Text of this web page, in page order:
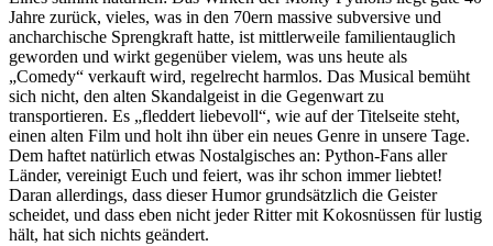
Jahre zurück, vieles, was in den 70ern massive subversive und
ancharchische Sprengkraft hatte, ist mittlerweile familientauglich
geworden und wirkt gegenüber vielem, was uns heute als
„Comedy“ verkauft wird, regelrecht harmlos. Das Musical bemüht
sich nicht, den alten Skandalgeist in die Gegenwart zu
transportieren. Es „fleddert liebevoll“, wie auf der Titelseite steht,
einen alten Film und holt ihn über ein neues Genre in unsere Tage.
Dem haftet natürlich etwas Nostalgisches an: Python-Fans aller
Länder, vereinigt Euch und feiert, was ihr schon immer liebtet!
Daran allerdings, dass dieser Humor grundsätzlich die Geister
scheidet, und dass eben nicht jeder Ritter mit Kokosnüssen für lustig
hält, hat sich nichts geändert.